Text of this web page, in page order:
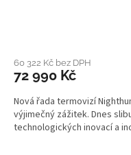
60 322 Kč bez DPH
72 990 Kč
Nová řada termovizí
výjimečný zážitek. Dnes
technologických inovací a